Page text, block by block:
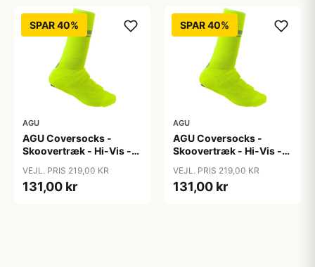
SPAR 40%
AGU
AGU Coversocks -
Skoovertræk - Hi-Vis -
VEJL. PRIS 219,00 KR
131,00 kr
SPAR 40%
AGU
AGU Coversocks -
Skoovertræk - Hi-Vis -
VEJL. PRIS 219,00 KR
131,00 kr